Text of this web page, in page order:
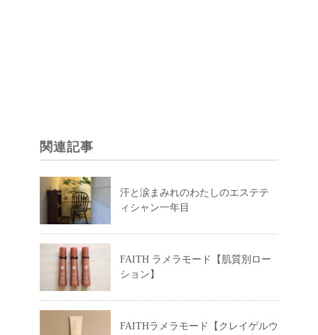
関連記事
汗と涙まみれのわたしのエステテ
ィシャン一年目
FAITH ラメラモード【肌質別ロー
ション】
FAITHラメラモード【クレイゲルウ